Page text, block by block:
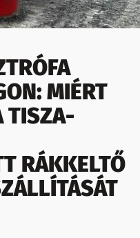
MIÉRT
TISZA-
RÁKKELTŐ